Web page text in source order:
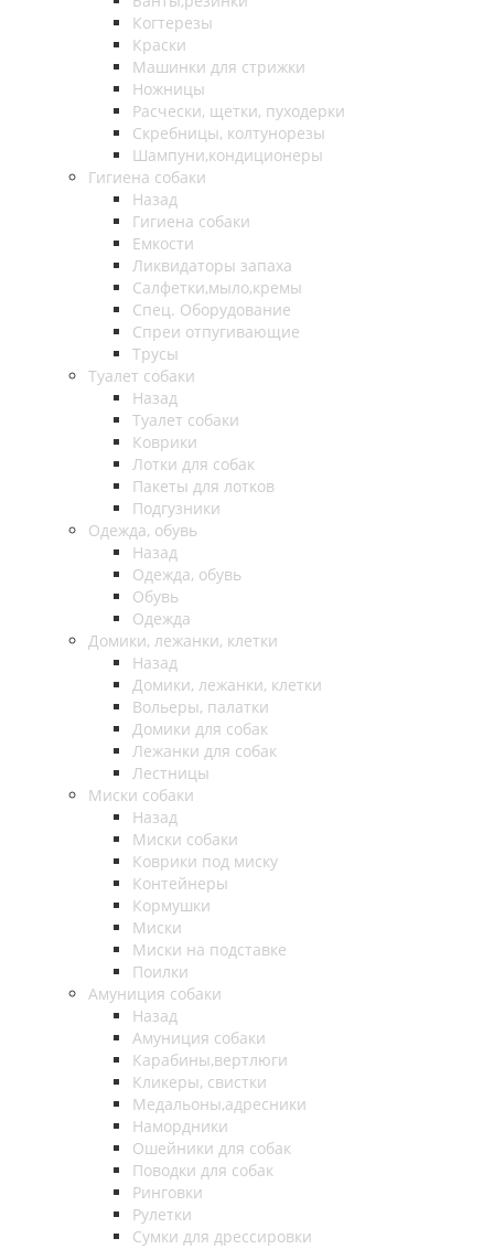
Когтерезы
Краски
Машинки для стрижки
Ножницы
Расчески, щетки, пуходерки
Скребницы, колтунорезы
Шампуни,кондиционеры
Гигиена собаки
Назад
Гигиена собаки
Емкости
Ликвидаторы запаха
Салфетки,мыло,кремы
Спец. Оборудование
Спреи отпугивающие
Трусы
Туалет собаки
Назад
Туалет собаки
Коврики
Лотки для собак
Пакеты для лотков
Подгузники
Одежда, обувь
Назад
Одежда, обувь
Обувь
Одежда
Домики, лежанки, клетки
Назад
Домики, лежанки, клетки
Вольеры, палатки
Домики для собак
Лежанки для собак
Лестницы
Миски собаки
Назад
Миски собаки
Коврики под миску
Контейнеры
Кормушки
Миски
Миски на подставке
Поилки
Амуниция собаки
Назад
Амуниция собаки
Карабины,вертлюги
Кликеры, свистки
Медальоны,адресники
Намордники
Ошейники для собак
Поводки для собак
Ринговки
Рулетки
Сумки для дрессировки